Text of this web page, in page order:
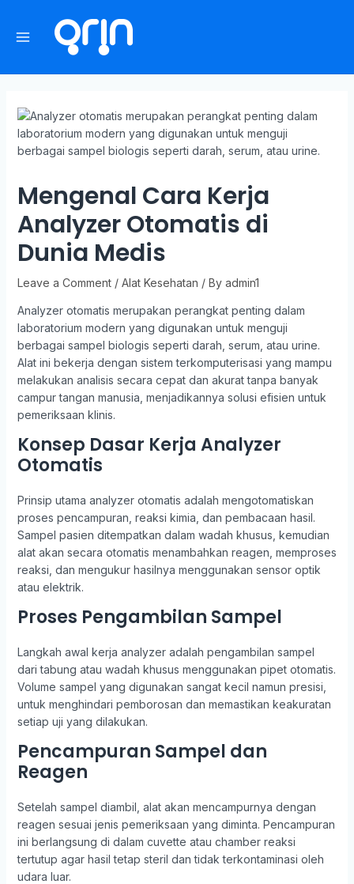
Mengenal Cara Kerja
Analyzer Otomatis di
Dunia Medis
Leave a Comment / Alat Kesehatan / By admin1
Analyzer otomatis merupakan perangkat penting dalam
laboratorium modern yang digunakan untuk menguji
berbagai sampel biologis seperti darah, serum, atau urine.
Alat ini bekerja dengan sistem terkomputerisasi yang mampu
melakukan analisis secara cepat dan akurat tanpa banyak
campur tangan manusia, menjadikannya solusi efisien untuk
pemeriksaan klinis.
Konsep Dasar Kerja Analyzer
Otomatis
Prinsip utama analyzer otomatis adalah mengotomatiskan
proses pencampuran, reaksi kimia, dan pembacaan hasil.
Sampel pasien ditempatkan dalam wadah khusus, kemudian
alat akan secara otomatis menambahkan reagen, memproses
reaksi, dan mengukur hasilnya menggunakan sensor optik
atau elektrik.
Proses Pengambilan Sampel
Langkah awal kerja analyzer adalah pengambilan sampel
dari tabung atau wadah khusus menggunakan pipet otomatis.
Volume sampel yang digunakan sangat kecil namun presisi,
untuk menghindari pemborosan dan memastikan keakuratan
setiap uji yang dilakukan.
Pencampuran Sampel dan
Reagen
Setelah sampel diambil, alat akan mencampurnya dengan
reagen sesuai jenis pemeriksaan yang diminta. Pencampuran
ini berlangsung di dalam cuvette atau chamber reaksi
tertutup agar hasil tetap steril dan tidak terkontaminasi oleh
udara luar.